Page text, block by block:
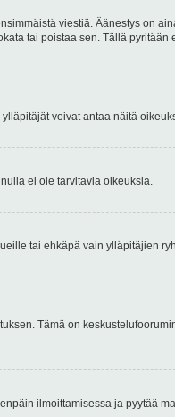
viestiä. Äänestys on
tai poistaa sen. Tällä
voivat antaa näitä
ei ole tarvitavia oikeuksia.
tai ehkäpä vain ylläpitäjien
Tämä on
ilmoittamisessa ja pyytää